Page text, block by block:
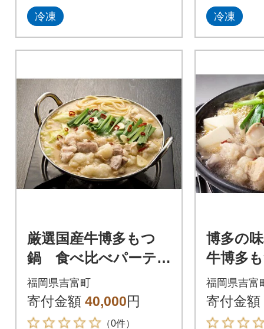
冷凍 冷凍
厳選国産牛博多もつ
鍋 食べ比べパーテ
ィーセット(味噌味・
醤油味各2セット)_吉
富町
福岡県吉富町
寄付金額 40,000円
（0件）
博多の
牛博多
しぽん
子明太
福岡県吉富
寄付金額